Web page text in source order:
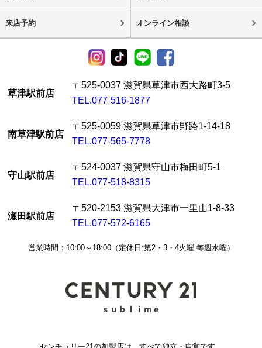
来店予約 オンライン相談
草津駅前店
〒525-0037 滋賀県草津市西大路町3-5
TEL.077-516-1877
南草津駅前店
〒525-0059 滋賀県草津市野路1-14-18
TEL.077-565-7778
守山駅前店
〒524-0037 滋賀県守山市梅田町5-1
TEL.077-518-8315
瀬田駅前店
〒520-2153 滋賀県大津市一里山1-8-33
TEL.077-572-6165
営業時間：10:00～18:00（定休日:第2・3・4火曜 毎週水曜）